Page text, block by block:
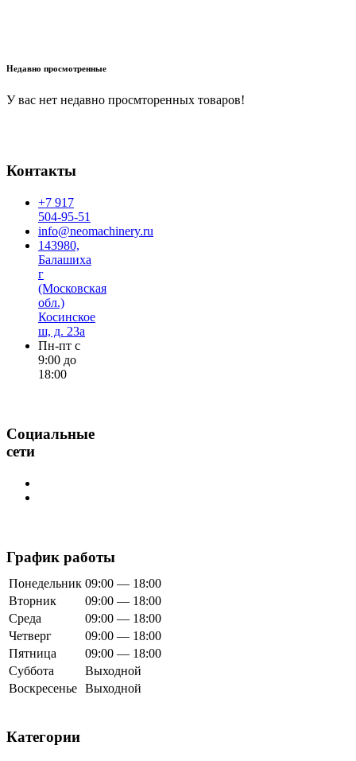
Недавно просмотренные
У вас нет недавно просмторенных товаров!
Контакты
+7 917
504-95-51
info@neomachinery.ru
143980,
Балашиха
г
(Московская
обл.)
Косинское
ш, д. 23а
Пн-пт с
9:00 до
18:00
Социальные
сети
График работы
Понедельник 09:00 — 18:00
Вторник
09:00 — 18:00
Среда
09:00 — 18:00
Четверг
09:00 — 18:00
Пятница
09:00 — 18:00
Суббота
Выходной
Воскресенье Выходной
Категории